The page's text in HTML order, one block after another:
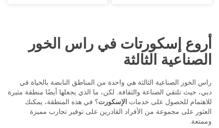
أروع إسكورتات في راس الخور
الصناعية الثالثة
راس الخور الصناعية الثالثة هي واحدة من المناطق النابضة بالحياة في
دبي، حيث تلتقي الصناعة والثقافة. لكن، ما الذي يجعلها أيضًا منطقة مثيرة
للاهتمام للحصول على خدمات
الإسكورت؟ في هذه المنطقة، يمكنك
العثور على مجموعة من الأفراد القادرين على توفير تجارب مميزة
وممتعة.